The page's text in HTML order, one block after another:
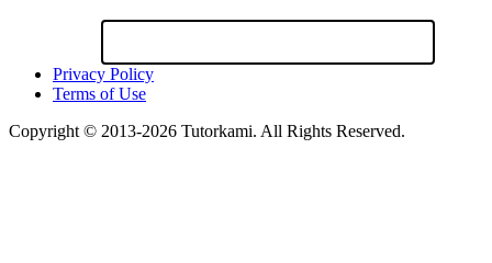
Privacy Policy
Terms of Use
Copyright © 2013-2026 Tutorkami. All Rights Reserved.